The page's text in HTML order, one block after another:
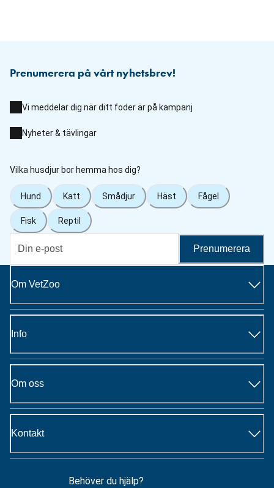
Prenumerera på vårt nyhetsbrev!
Vi meddelar dig när ditt foder är på kampanj
Nyheter & tävlingar
Vilka husdjur bor hemma hos dig?
Hund Katt Smådjur Häst Fågel
Fisk Reptil
Prenumerera
Om VetZoo
Info
Om oss
Kontakt
Behöver du hjälp?